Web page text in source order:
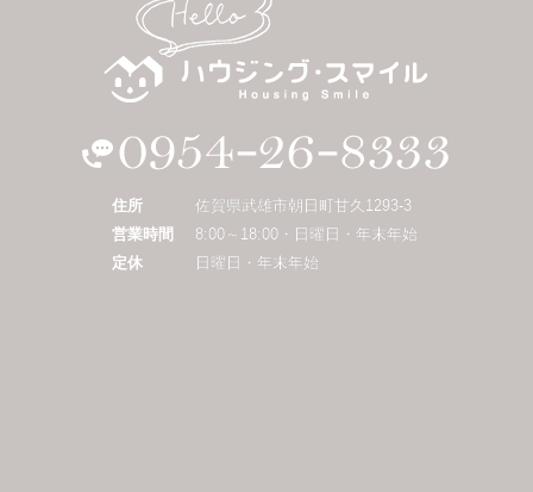
住所
佐賀県武雄市朝日町甘久1293-3
営業時間
8:00～18:00・日曜日・年末年始
定休
日曜日・年末年始